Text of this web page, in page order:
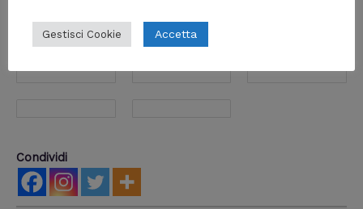
Condividi
Gestisci Cookie Accetta